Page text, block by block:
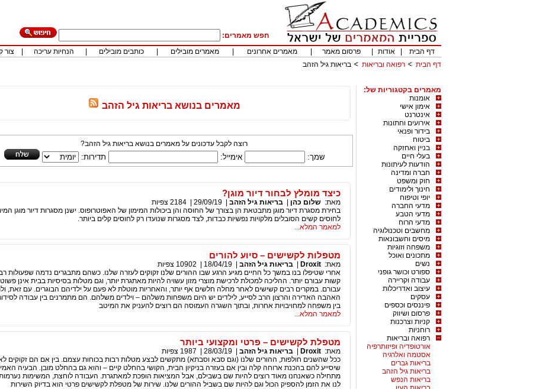
חפש מאמרים:
דף הבית
אודות פרסום מאמר מאמרים אחרונים מאמרים מובילים כותבים מובילים הנחיות עריכה צור
דף הבית
רפואה ובריאות בריאות גיל הזהב
מאמרים בקטגוריות של:
אומנות
אימון אישי
אינטרנט
אירועים וחתונות
בידור ופנאי
ביטוח
בניין ואחזקה
בעלי חיים
הודעות לעיתונות
חברה ומדינה
חוק ומשפט
חינוך ולימודים
יופי וטיפוח
מדעי החברה
מדעי הטבע
מדעי הרוח
מחשבים וטכנולוגיה
מיסים וחשבונאות
משפחה וזוגיות
מתכונים ואוכל
נשים
ספורט וכושר גופני
עבודה וקריירה
עיצוב ואדריכלות
עסקים
פיננסים וכספים
פרסום ושיווק
קניות וצרכנות
רוחניות
רפואה ובריאות
אורטופדיה ופיזותרפיה
אסטמה ואלרגיה
בריאות גברים
בריאות גיל הזהב
בריאות הנפש
מאמרים בנושא בריאות גיל הזהב
רוצה לקבל עדכונים על מאמרים בנושא בריאות גיל הזהב?
שמך: אימייל: תדירות:
כיצד מומלץ לבחור דיור מוגן?
מאת: שלום כהן בריאות גיל הזהב 29/09/19
2184 צפיות
בחירת מסגרת דיור מוגן מתבטאת הן בצורך של החוסה והן ביכולות המימון של האפוטרופוס. ישנן מסגרות דיור מוגן
לחוסים קשים הסובלים מלקויות נפשיות כבדות, לצד מסגרות שנועדו רק לחוסים קלים ביותר.
למאמר המלא...
מטפלות לקשישים – סיוע להורים
מאת: Droxit בריאות גיל הזהב 18/04/19
10902 צפיות
אחרי שטיפלו בנו במשך כל החיים מגיע הרגע שבו ההורים שלנו זקוקים לעזרה שלנו. כשהם מתבגרים נדמה שפעולות
קשות עבורם יותר. ההליכה למכולת לרכישת מוצרי מזון עשויה להיות מאתגרת יותר, וגם מטלות בסיסיות בבית אינן
עבורם. במקרים רבים קשישים לאחר מחלה חלשים אף יותר, והאחריות מוטלת לא פעם על ילדיהם הבוגרים. עם זאת,
האהבה האדירה והרצון הרב לסייע, לילדים יש היום משפחות משלהם – וילדים משלהם. הם מתמרנים בין עבודה
בין משפחה למחויבויות אחרות, ובתוך השגרה העמוסה הם רוצים להעניק את המיטב
למאמר המלא...
מטפלת לקשישים – פרטי ומקצועי ביותר
מאת: Droxit בריאות גיל הזהב 28/03/19
1987 צפיות
ככל שהשנים חולפות, ההורים שלנו (וגם סבא וסבתא) מתקשים לבצע מטלות רבות בכוחות עצמם. בין אם הם זקוקים
שיסייע להם בהכנת ארוחה קלה ובין אם בעזרה בניקיון הבית, הקושי בהחלט קיים – והוא גם בהחלט מובן. הבעיה
מתחילה כשאנחנו מאוד רוצים להיות שם בשבילם, אבל המציאות הופכת למאתגרת. העבודה לוחצת, המשימות נערמות
לנו את הזמן להספיק הכול וגם להיות שם בשביל ההורים שלנו. שירות של מטפלת לקשישים פרטי הוא בדיוק השירות